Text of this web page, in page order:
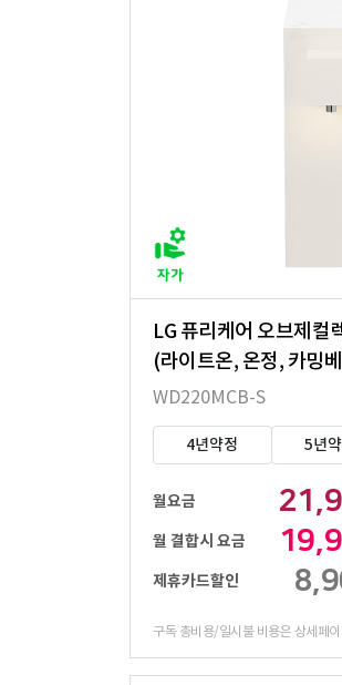
LG 퓨리케어 오브제컬
(라이트온, 온정, 카밍
WD220MCB-S
4년약정 5년
월요금
월 결합시 요금
제휴카드할인
구독 총비용/일시불 비용은 상세페